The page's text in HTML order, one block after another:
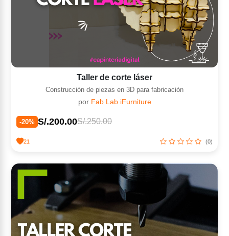
Taller de corte láser
Construcción de piezas en 3D para fabricación
por Fab Lab iFurniture
-20% S/.200.00S/.250.00
21 (0)